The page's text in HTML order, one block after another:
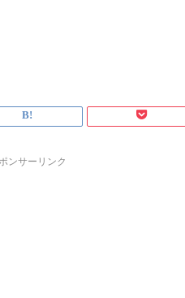
ンサーリンク